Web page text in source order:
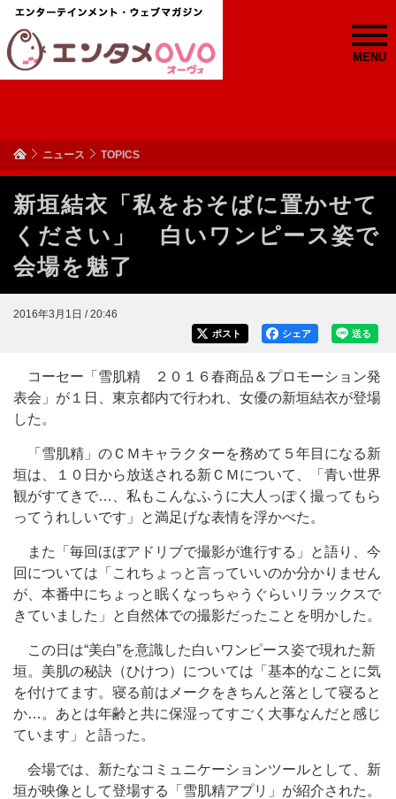
MENU
ニュース TOPICS
新垣結衣「私をおそばに置かせて
ください」 白いワンピース姿で
会場を魅了
2016年3月1日 / 20:46
送る
シェア
ポスト
コーセー「雪肌精 ２０１６春商品＆プロモーション発
表会」が１日、東京都内で行われ、女優の新垣結衣が登場
した。
「雪肌精」のＣＭキャラクターを務めて５年目になる新
垣は、１０日から放送される新ＣＭについて、「青い世界
観がすてきで…、私もこんなふうに大人っぽく撮ってもら
ってうれしいです」と満足げな表情を浮かべた。
また「毎回ほぼアドリブで撮影が進行する」と語り、今
回については「これちょっと言っていいのか分かりません
が、本番中にちょっと眠くなっちゃうぐらいリラックスで
きていました」と自然体での撮影だったことを明かした。
この日は“美白”を意識した白いワンピース姿で現れた新
垣。美肌の秘訣（ひけつ）については「基本的なことに気
を付けてます。寝る前はメークをきちんと落として寝ると
か…。あとは年齢と共に保湿ってすごく大事なんだと感じ
ています」と語った。
会場では、新たなコミュニケーションツールとして、新
垣が映像として登場する「雪肌精アプリ」が紹介された。